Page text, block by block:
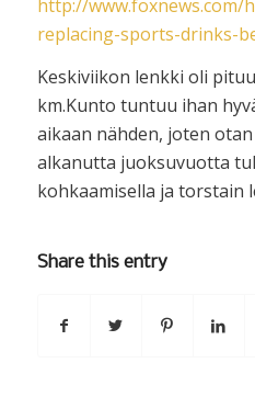
http://www.foxnews.com/
replacing-sports-drinks-
Keskiviikon lenkki oli
km.Kunto tuntuu ihan
aikaan nähden, joten
alkanutta juoksuvuotta
kohkaamisella ja torstain
Share this entry